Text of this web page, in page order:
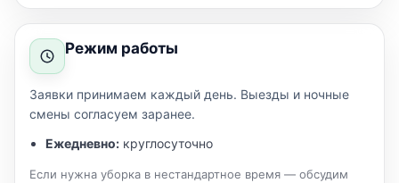
Режим работы
Заявки принимаем каждый день. Выезды и ночные
смены согласуем заранее.
Ежедневно: круглосуточно
Если нужна уборка в нестандартное время — обсудим